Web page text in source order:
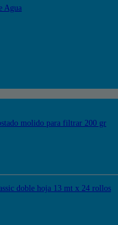
Agua
molido para filtrar 200 gr
doble hoja 13 mt x 24 rollos